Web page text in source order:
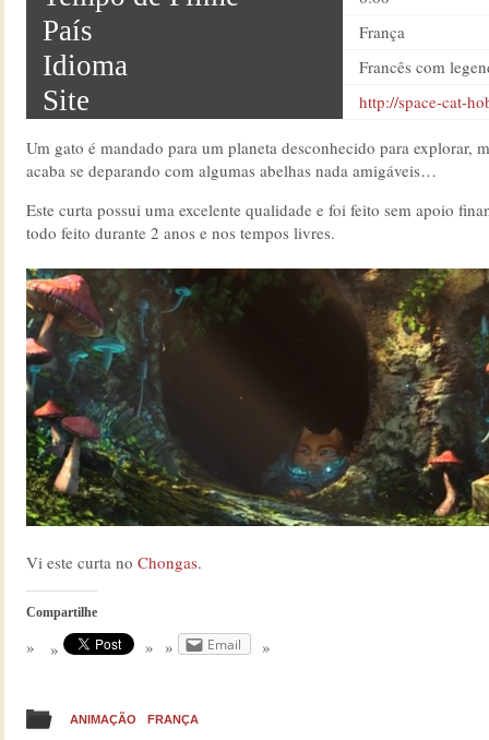
País França
Idioma Francês com
Site http://space-cat-
Um gato é mandado para um planeta desconhecido para explorar,
acaba se deparando com algumas abelhas nada amigáveis…
Este curta possui uma excelente qualidade e foi feito sem apoio
todo feito durante 2 anos e nos tempos livres.
Vi este curta no Chongas.
Compartilhe
Email
ANIMAÇÃO FRANÇA